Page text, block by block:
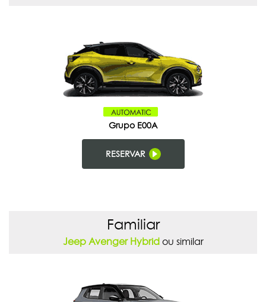
Grupo E00A
RESERVAR
Familiar
Jeep Avenger Hybridou similar